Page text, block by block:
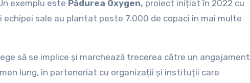
exemplu este Pădurea Oxygen, proiect inițiat în 2022 cu
echipei sale au plantat peste 7.000 de copaci în mai multe
să se implice și marchează trecerea către un angajament
lung, în parteneriat cu organizații și instituții care